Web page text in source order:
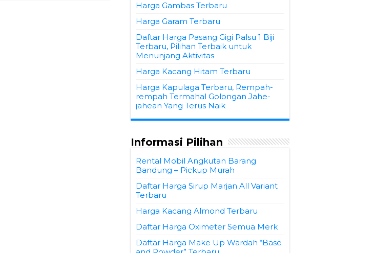
Harga Gambas Terbaru
Harga Garam Terbaru
Daftar Harga Pasang Gigi Palsu 1 Biji
Terbaru, Pilihan Terbaik untuk
Menunjang Aktivitas
Harga Kacang Hitam Terbaru
Harga Kapulaga Terbaru, Rempah-
rempah Termahal Golongan Jahe-
jahean Yang Terus Naik
Informasi Pilihan
Rental Mobil Angkutan Barang
Bandung – Pickup Murah
Daftar Harga Sirup Marjan All Variant
Terbaru
Harga Kacang Almond Terbaru
Daftar Harga Oximeter Semua Merk
Daftar Harga Make Up Wardah “Base